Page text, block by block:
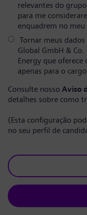
relevantes do
para me
enquadrem no
Tornar meus dados
Global GmbH & Co.
Energy que
apenas para o
Consulte nosso Aviso
detalhes sobre como
(Esta configuração
no seu perfil de